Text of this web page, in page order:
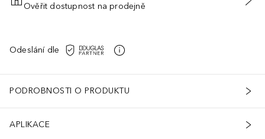
PŘIDAT DO KOŠÍKU
Ověřit dostupnost na prodejně
Odeslání dle
PODROBNOSTI O PRODUKTU
APLIKACE